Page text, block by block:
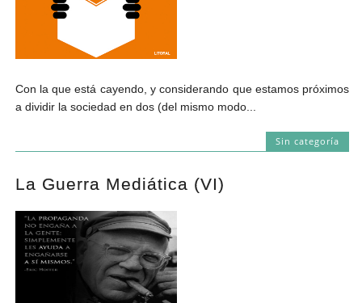
Con la que está cayendo, y considerando que estamos próximos
a dividir la sociedad en dos (del mismo modo...
Sin categoría
La Guerra Mediática (VI)